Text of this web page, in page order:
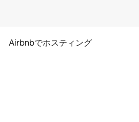
Airbnbでホスティング